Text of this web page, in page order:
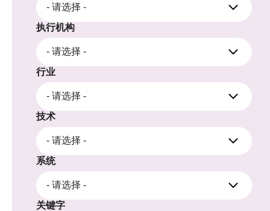
会籍- 请选择 -
执行机构
- 请选择 -
行业
- 请选择 -
技术
- 请选择 -
系统
- 请选择 -
关键字